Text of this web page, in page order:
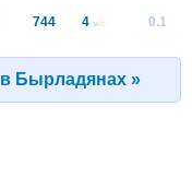
744 4 м/с 0.1
Бырладянах »